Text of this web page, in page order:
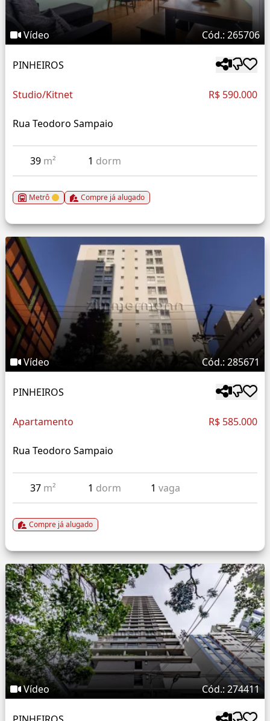
Vídeo Cód.: 265706
PINHEIROS
Studio/Kitnet R$ 590.000
Rua Teodoro Sampaio
39 m² 1 dorm
Metrô Compre já alugado
Vídeo Cód.: 285671
PINHEIROS
Apartamento R$ 585.000
Rua Teodoro Sampaio
37 m² 1 dorm 1vaga
Compre já alugado
Vídeo Cód.: 274411